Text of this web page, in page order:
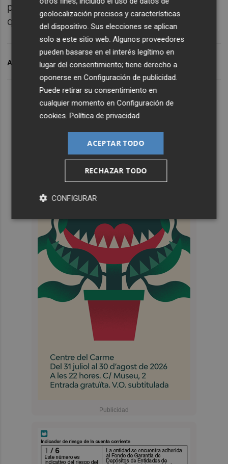
porque está en proceso de elaboración y
queda mucho tiempo para la finalización".
ARCHIVADO EN PLENO DEL CONSELL UP IMSERSO
geolocalización precisos y características
del dispositivo. Sus elecciones se aplican
solo a este sitio web. Algunos proveedores
pueden basarse en el interés legítimo en
lugar del consentimiento; tiene derecho a
oponerse enConfiguración de publicidad.
Puede retirar su consentimiento en
cualquier momento enConfiguración de
cookies.Política de privacidad
ACEPTAR TODO
RECHAZAR TODO
CONFIGURAR